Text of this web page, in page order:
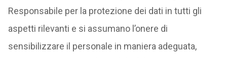
Responsabile per la protezione dei dati in tutti gli
aspetti rilevanti e si assumano l’onere di
sensibilizzare il personale in maniera adeguata,